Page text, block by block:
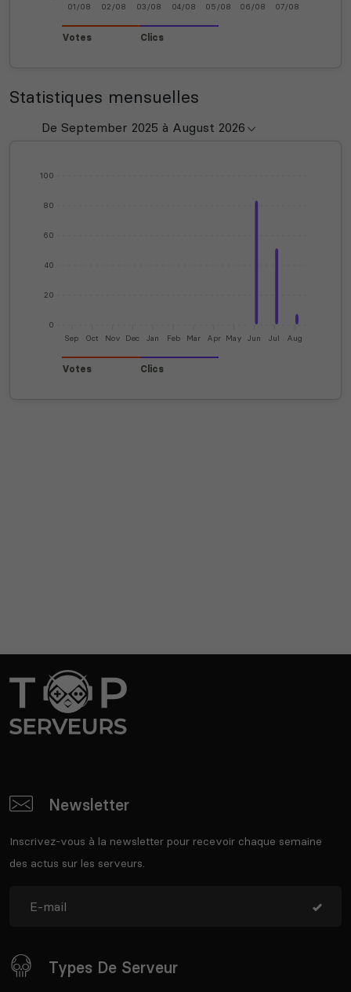
01/08 02/08 03/08 04/08 05/08 06/08 07/08
Votes Clics
Statistiques mensuelles
0
20
40
60
80
100
Sep Oct Nov Dec Jan Feb Mar Apr May Jun Jul Aug
Votes Clics
Newsletter
Inscrivez-vous à la newsletter pour recevoir chaque semaine
des actus sur les serveurs.
Types De Serveur